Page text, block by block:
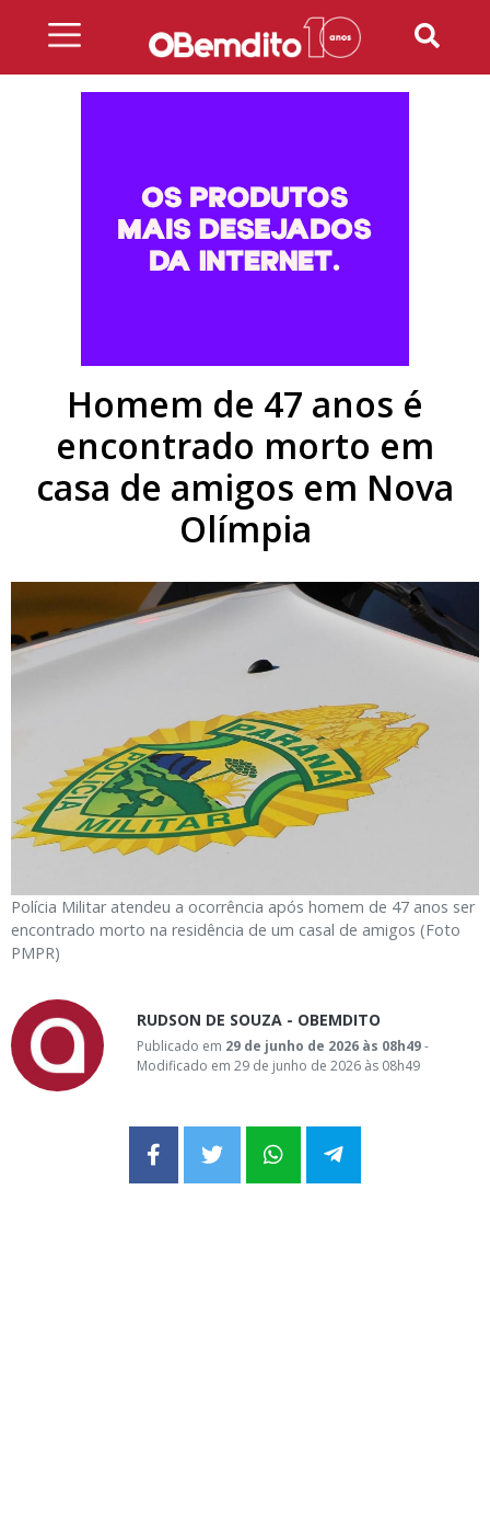
Homem de 47 anos é
encontrado morto em
casa de amigos em Nova
Olímpia
Polícia Militar atendeu a ocorrência após homem de 47 anos ser
encontrado morto na residência de um casal de amigos (Foto
PMPR)
RUDSON DE SOUZA - OBEMDITO
Publicado em 29 de junho de 2026 às 08h49-
Modificado em 29 de junho de 2026 às 08h49